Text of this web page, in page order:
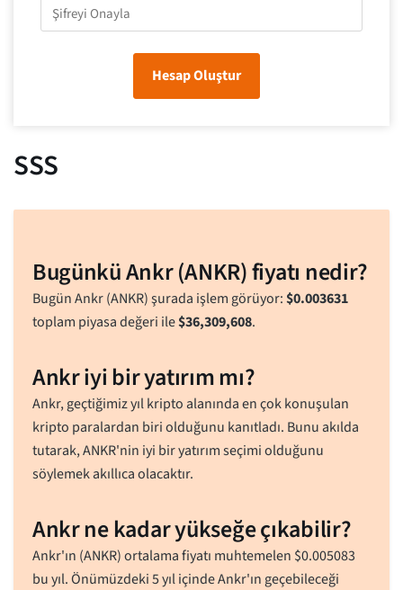
Hesap Oluştur
SSS
Bugünkü Ankr (ANKR) fiyatı nedir?
Bugün Ankr (ANKR) şurada işlem görüyor:$0.003631
toplam piyasa değeri ile$36,309,608.
Ankr iyi bir yatırım mı?
Ankr, geçtiğimiz yıl kripto alanında en çok konuşulan
kripto paralardan biri olduğunu kanıtladı. Bunu akılda
tutarak, ANKR'nin iyi bir yatırım seçimi olduğunu
söylemek akıllıca olacaktır.
Ankr ne kadar yükseğe çıkabilir?
Ankr'ın (ANKR) ortalama fiyatı muhtemelen $0.005083
bu yıl. Önümüzdeki 5 yıl içinde Ankr'ın geçebileceği